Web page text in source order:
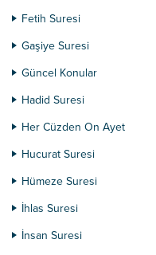
Fetih Suresi
Gaşiye Suresi
Güncel Konular
Hadid Suresi
Her Cüzden On Ayet
Hucurat Suresi
Hümeze Suresi
İhlas Suresi
İnsan Suresi